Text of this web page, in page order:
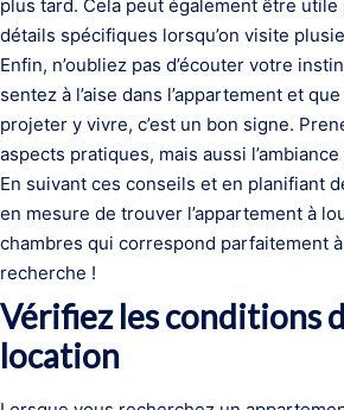
plus tard. Cela peut également être
détails spécifiques lorsqu’on visite
Enfin, n’oubliez pas d’écouter votre
sentez à l’aise dans l’appartement et
projeter y vivre, c’est un bon signe.
aspects pratiques, mais aussi
En suivant ces conseils et en planifiant
en mesure de trouver l’appartement à
chambres qui correspond parfaitement
recherche !
Vérifiez les conditions
location